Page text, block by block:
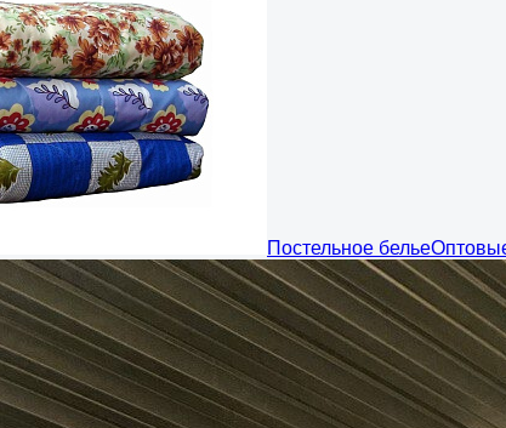
Постельное белье